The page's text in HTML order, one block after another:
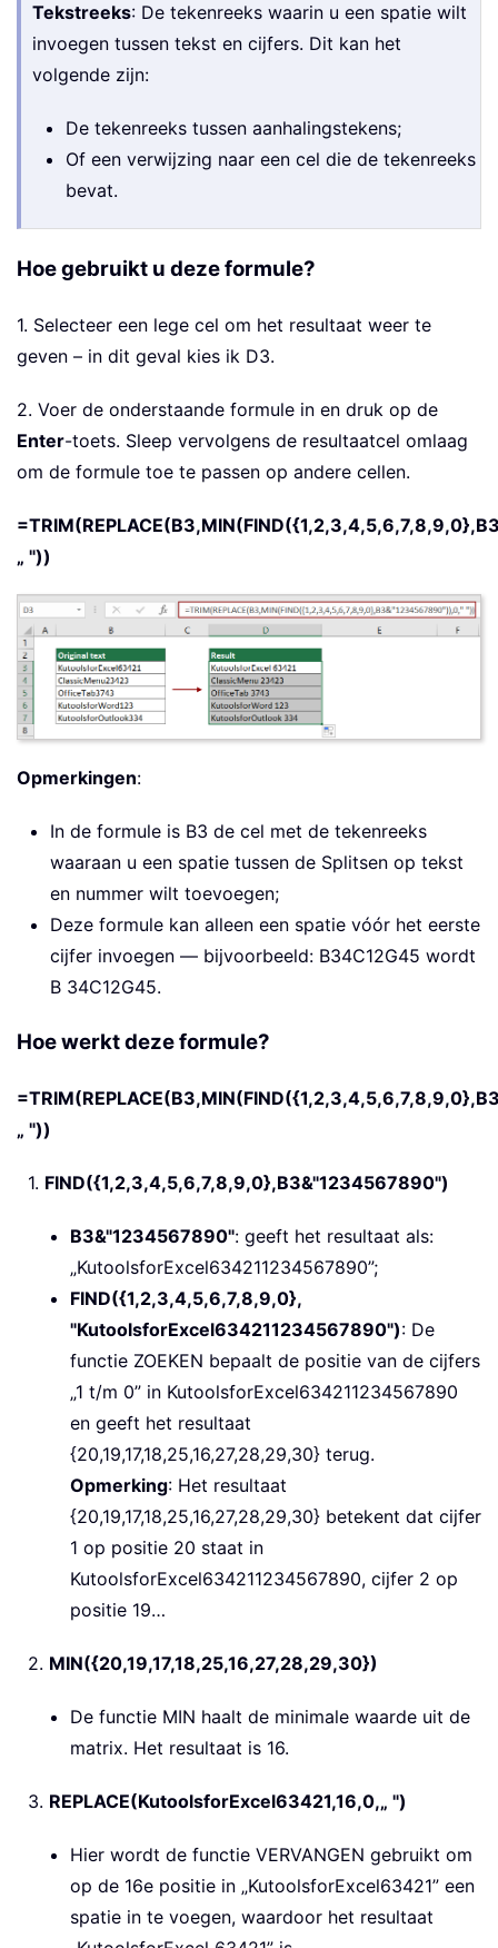
Tekstreeks: De tekenreeks waarin u een spatie wilt
invoegen tussen tekst en cijfers. Dit kan het
volgende zijn:
De tekenreeks tussen aanhalingstekens;
Of een verwijzing naar een cel die de tekenreeks
bevat.
Hoe gebruikt u deze formule?
1. Selecteer een lege cel om het resultaat weer te
geven – in dit geval kies ik D3.
2. Voer de onderstaande formule in en druk op de
Enter-toets. Sleep vervolgens de resultaatcel omlaag
om de formule toe te passen op andere cellen.
„ "))
Opmerkingen:
In de formule is B3 de cel met de tekenreeks
waaraan u een spatie tussen de Splitsen op tekst
en nummer wilt toevoegen;
Deze formule kan alleen een spatie vóór het eerste
cijfer invoegen — bijvoorbeeld: B34C12G45 wordt
B 34C12G45.
Hoe werkt deze formule?
„ "))
1. FIND({1,2,3,4,5,6,7,8,9,0},B3&"1234567890")
B3&"1234567890": geeft het resultaat als:
„KutoolsforExcel634211234567890”;
FIND({1,2,3,4,5,6,7,8,9,0},
"KutoolsforExcel634211234567890"): De
functie ZOEKEN bepaalt de positie van de cijfers
„1 t/m 0” in KutoolsforExcel634211234567890
en geeft het resultaat
{20,19,17,18,25,16,27,28,29,30} terug.
Opmerking: Het resultaat
{20,19,17,18,25,16,27,28,29,30} betekent dat cijfer
1 op positie 20 staat in
KutoolsforExcel634211234567890, cijfer 2 op
positie 19…
2. MIN({20,19,17,18,25,16,27,28,29,30})
De functie MIN haalt de minimale waarde uit de
matrix. Het resultaat is 16.
3. REPLACE(KutoolsforExcel63421,16,0,„ ")
Hier wordt de functie VERVANGEN gebruikt om
op de 16e positie in „KutoolsforExcel63421” een
spatie in te voegen, waardoor het resultaat